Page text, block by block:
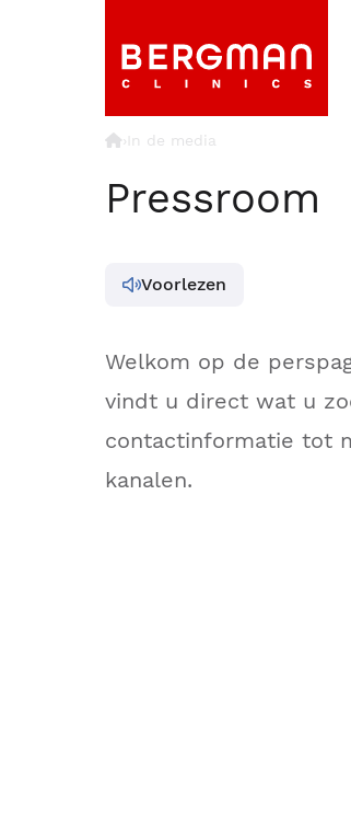
› In de media
Pressroom
Voorlezen
Welkom op de
vindt u direct wat u
contactinformatie tot
kanalen.